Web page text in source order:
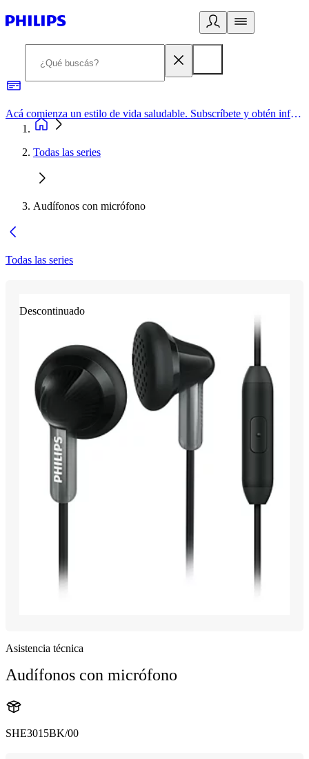
Acá comienza un estilo de vida saludable. Subscríbete y obtén información de primera mano
Todas las series
Audífonos con micrófono
Todas las series
Descontinuado
Asistencia técnica
Audífonos con micrófono
SHE3015BK/00